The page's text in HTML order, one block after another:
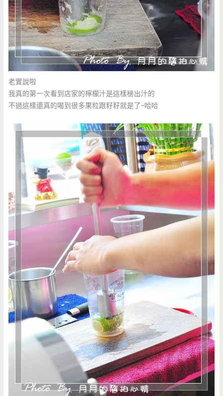
老實說啦
我真的第一次看到店家的檸檬汁是這樣槌出汁的
不過這樣還真的喝到很多果粒跟籽籽就是了~哈哈